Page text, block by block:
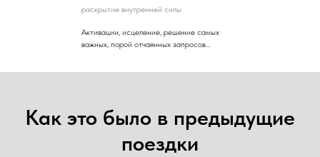
раскрытие внутренней силы
Активации, исцеление, решение самых
важных, порой отчаянных запросов…
Как это было в предыдущие
поездки